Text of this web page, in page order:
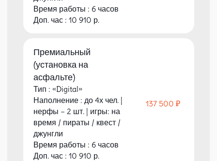
Время работы : 6 часов
Доп. час : 10 910 р.
Премиальный
(установка на
асфальте)
Тип : «Digital»
Наполнение : до 4х чел. |
нерфы – 2 шт. | игры: на
время / пираты / квест /
джунгли
Время работы : 6 часов
Доп. час : 10 910 р.
137 500 ₽